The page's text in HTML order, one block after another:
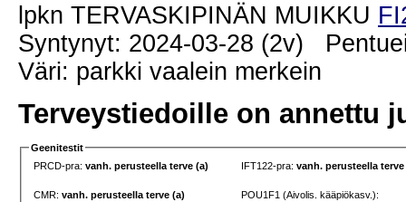
lpkn TERVASKIPINÄN MUIKKU
Syntynyt: 2024-03-28 (2v)
Väri: parkki vaalein merkein
Terveystiedoille on annettu
Geenitestit
PRCD-pra:vanh. perusteella terve (a) IFT122-pra:vanh. perusteella terve
CMR:vanh. perusteella terve (a) POU1F1 (Aivolis. kääpiökasv.):